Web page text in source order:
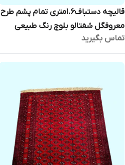
قالیچه دستباف1.6متری تمام پشم طرح
معروفگل شفتالو بلوچ رنگ طبیعی
انتیک کد 0700438
تماس بگیرید